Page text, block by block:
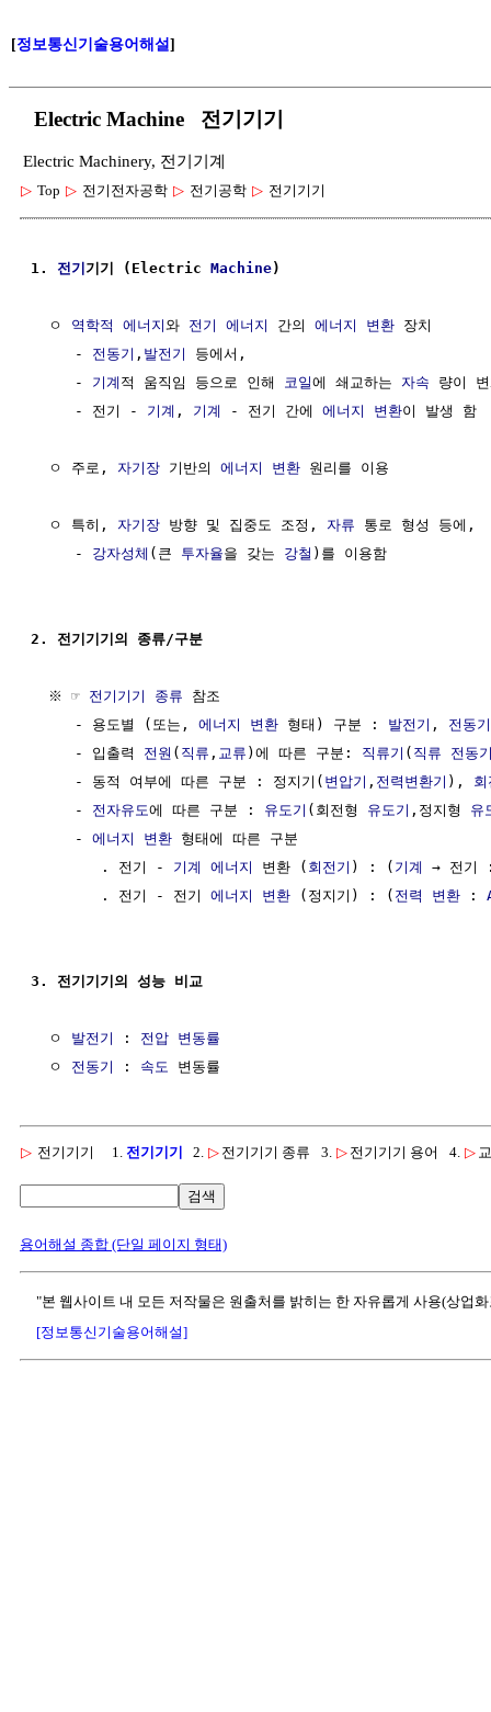
[정보통신기술용어해설]
Electric Machine 전기기기
Electric Machinery, 전기기계
▷ Top ▷ 전기전자공학 ▷ 전기공학 ▷ 전기기기
1. 전기기기 (Electric Machine)
  ㅇ
역학적 에너지와 전기 에너지 간의 에너지 변환 장치
     -
전동기 , 발전기
등에서,
     -
기계 적 움직임 등으로 인해 코일에 쇄교하는 자속 량이
     - 전기 -
기계 , 기계 - 전기 간에 에너지 변환이 발생 함
  ㅇ 주로,
자기장 기반의 에너지 변환 원리를 이용
  ㅇ 특히,
자기장 방향 및 집중도 조정, 자류 통로 형성 등에,
     -
강자성체 (큰 투자율을 갖는 강철 )를 이용함
2. 전기기기의 종류/구분
  ※ ☞
전기기기 종류 참조
     - 용도별 (또는,
에너지 변환 형태) 구분 : 발전기 , 전동기
     - 입출력
전원 ( 직류 , 교류 )에 따른 구분: 직류기 ( 직류 전동
     - 동적 여부에 따른 구분 : 정지기(
변압기 , 전력변환기 ), 회
     -
전자유도에 따른 구분 : 유도기 (회전형 유도기 ,정지형 유
     -
에너지 변환 형태에 따른 구분
        . 전기 -
기계 에너지 변환 ( 회전기 ) : ( 기계
→ 전
        . 전기 - 전기
에너지 변환 (정지기) : ( 전력 변환 :
3. 전기기기의 성능 비교
  ㅇ
발전기 : 전압 변동률
  ㅇ
전동기 : 속도
▷ 전기기기 1. 전기기기 2. ▷ 전기기기 종류 3. ▷ 전기기기 용어 4. ▷
검색
용어해설 종합 (단일 페이지 형태)
"본 웹사이트 내 모든 저작물은 원출처를 밝히는 한 자유롭게 사용(상업
[정보통신기술용어해설]